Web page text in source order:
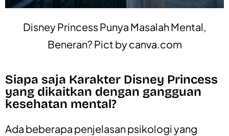
Disney Princess Punya Masalah Mental,
Beneran? Pict bycanva.com
Siapa saja Karakter Disney Princess
yang dikaitkan dengan gangguan
kesehatan mental?
Ada beberapa penjelasan psikologi yang